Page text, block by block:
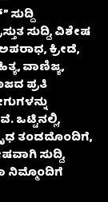
ಸುದ್ದಿ, ವಿಶೇಷ
ಕ್ರೀಡೆ,
ವಾಣಿಜ್ಯ,
ಪ್ರತಿ
ಒಟ್ಟಿನಲ್ಲಿ,
ತಂಡದೊಂದಿಗೆ,
ಸುದ್ದಿ,
ನಿಮ್ಮೊಂದಿಗೆ